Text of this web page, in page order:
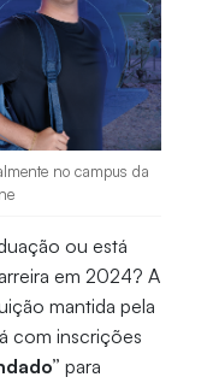
no campus da
ou está
em 2024? A
mantida pela
com inscrições
para